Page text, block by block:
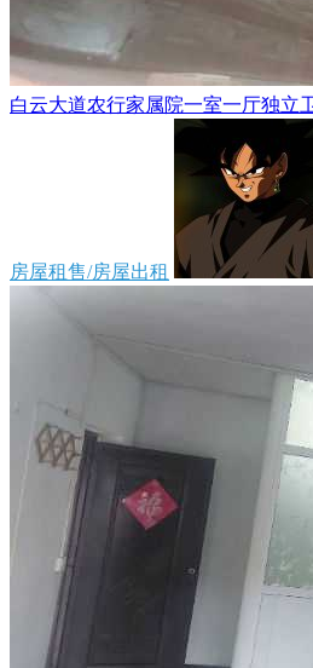
白云大道农行家属院一室一厅独立
房屋租售/房屋出租